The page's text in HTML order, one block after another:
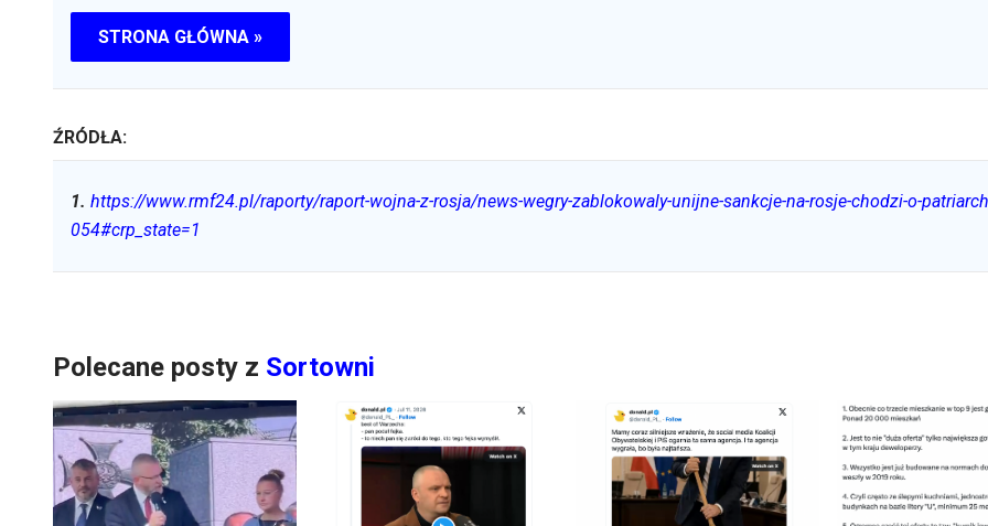
STRONA GŁÓWNA »
ŹRÓDŁA:
1. https://www.rmf24.pl/raporty/raport-wojna-z-rosja/news-wegry-zablokowaly-unijne-sankcje-na-rosje-chodzi-o-
054#crp_state=1
Polecane posty z Sortowni